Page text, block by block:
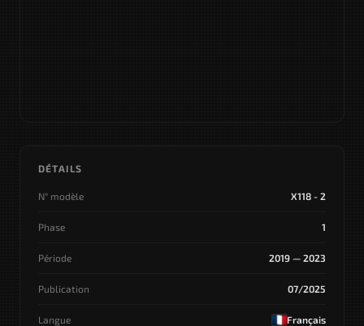
DÉTAILS
N° modèle X118 - 2
Phase 1
Période 2019 — 2023
Publication 07/2025
Langue Français